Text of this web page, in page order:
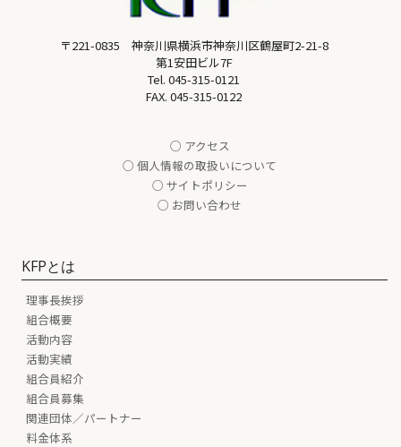
〒221-0835 神奈川県横浜市神奈川区鶴屋町2-21-8
第1安田ビル7F
Tel. 045-315-0121
FAX. 045-315-0122
○ アクセス
○ 個人情報の取扱いについて
○ サイトポリシー
○ お問い合わせ
KFPとは
理事長挨拶
組合概要
活動内容
活動実績
組合員紹介
組合員募集
関連団体／パートナー
料金体系